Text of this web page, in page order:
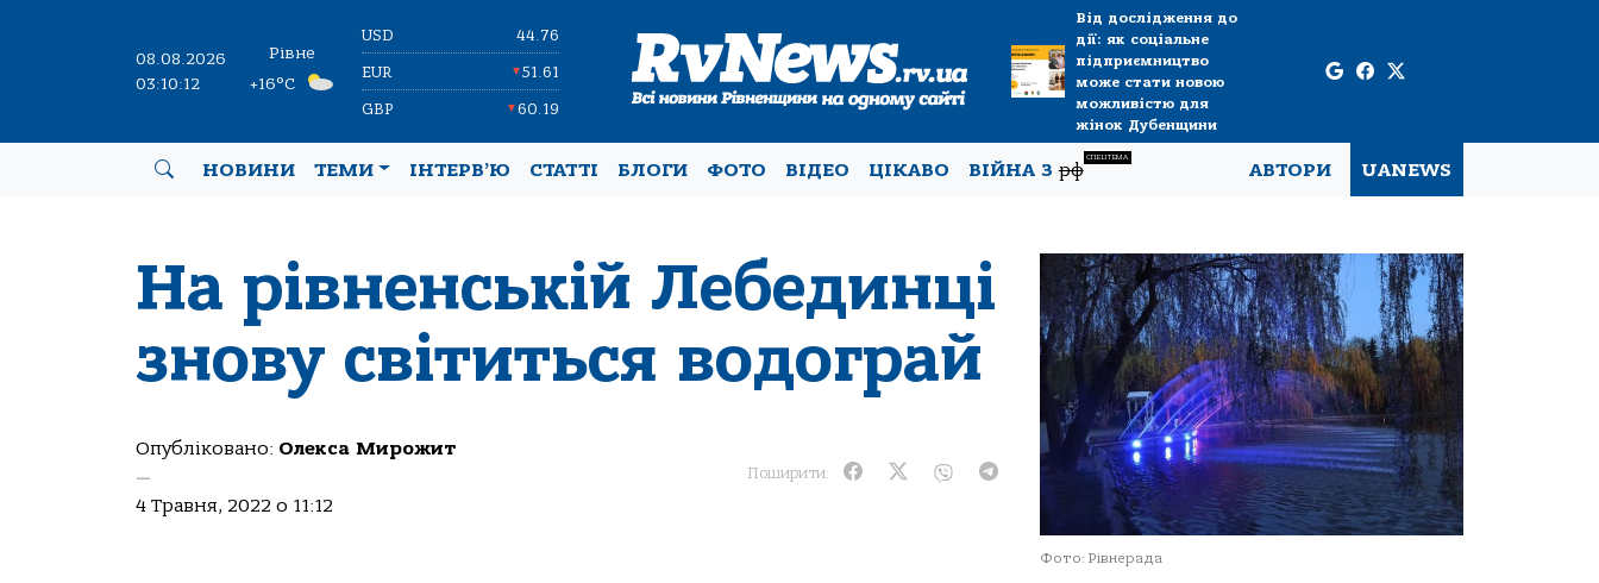
08.08.2026
03:10:12
Рівне
+16°C
USD 44.76
EUR ▼51.61
GBP ▼60.19
Від дослідження до
дії: як соціальне
підприємництво
може стати новою
можливістю для
жінок Дубенщини
НОВИНИ ТЕМИ ІНТЕРВ’Ю СТАТТІ БЛОГИ ФОТО ВІДЕО ЦІКАВО ВІЙНА Зрф
СПЕЦТЕМА
АВТОРИ UANEWS
На рівненській Лебединці
знову світиться водограй
Опубліковано: Олекса Мирожит
—
4 Травня, 2022 о 11:12
Поширити:
Фото: Рівнерада